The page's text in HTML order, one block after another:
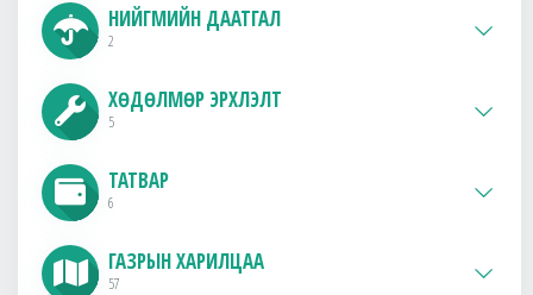
НИЙГМИЙН ДААТГАЛ
2
ХӨДӨЛМӨР ЭРХЛЭЛТ
5
ТАТВАР
6
ГАЗРЫН ХАРИЛЦАА
57